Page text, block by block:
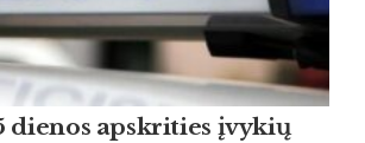
dienos apskrities įvykių